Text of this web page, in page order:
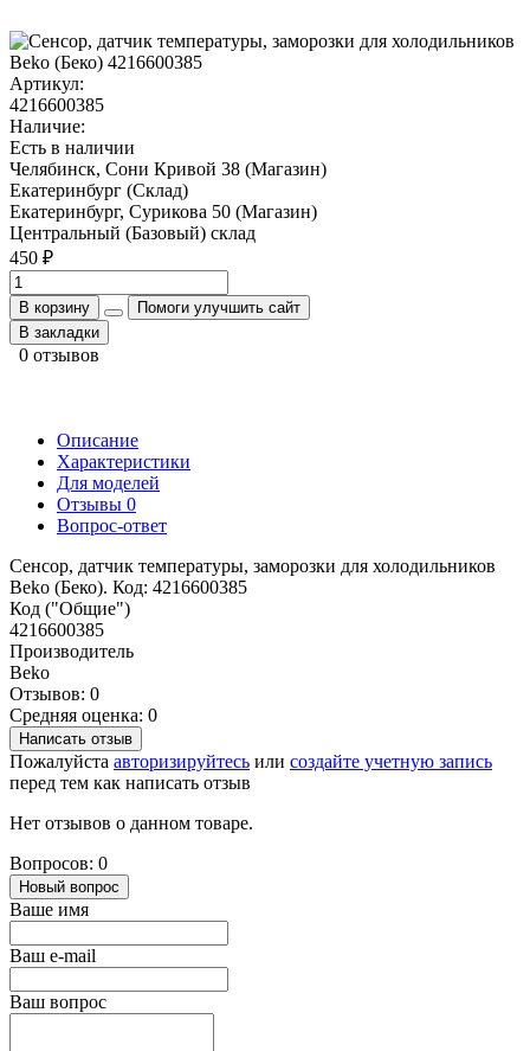
Артикул:
4216600385
Наличие:
Есть в наличии
Челябинск, Сони Кривой 38 (Магазин)
Екатеринбург (Склад)
Екатеринбург, Сурикова 50 (Магазин)
Центральный (Базовый) склад
450 ₽
В корзину
Помоги улучшить сайт
В закладки
0 отзывов
Описание
Характеристики
Для моделей
Отзывы 0
Вопрос-ответ
Сенсор, датчик температуры, заморозки для холодильников
Beko (Беко). Код: 4216600385
Код ("Общие")
4216600385
Производитель
Beko
Отзывов: 0
Средняя оценка: 0
Написать отзыв
Пожалуйста авторизируйтесь или создайте учетную запись
перед тем как написать отзыв
Нет отзывов о данном товаре.
Вопросов: 0
Новый вопрос
Ваше имя
Ваш e-mail
Ваш вопрос